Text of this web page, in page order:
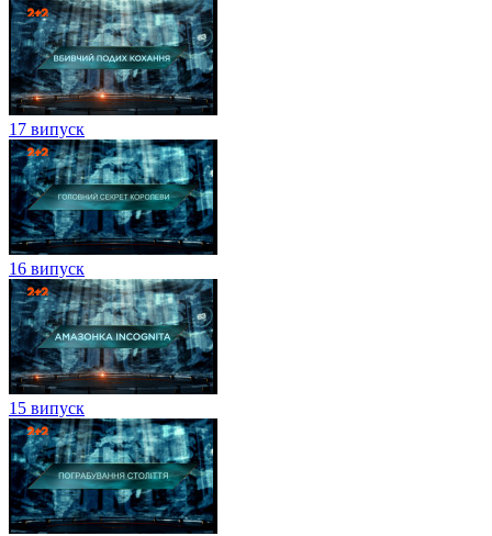
17 випуск
16 випуск
15 випуск